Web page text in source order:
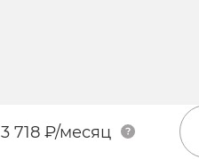
3 718 ₽/месяц